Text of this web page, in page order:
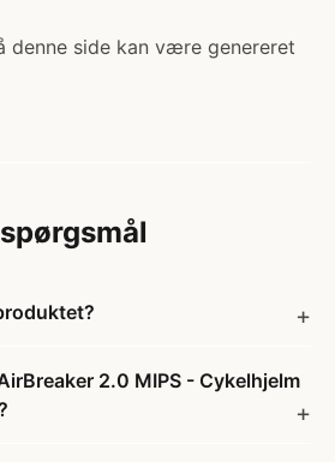
denne side kan være genereret
2.0 MIPS - Cykelhjelm